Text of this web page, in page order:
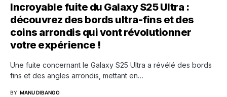
Incroyable fuite du Galaxy S25 Ultra :
découvrez des bords ultra-fins et des
coins arrondis qui vont révolutionner
votre expérience !
Une fuite concernant le Galaxy S25 Ultra a révélé des bords
fins et des angles arrondis, mettant en…
BY MANU DIBANGO